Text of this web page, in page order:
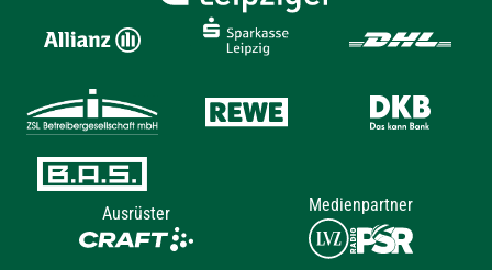
Ausrüster Medienpartner